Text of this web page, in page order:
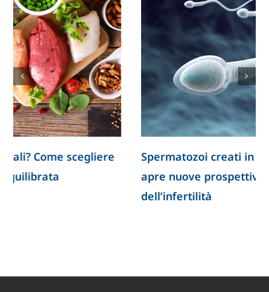
Spermatozoi creati in laboratorio: la ricerca
apre nuove prospettive per lo studio